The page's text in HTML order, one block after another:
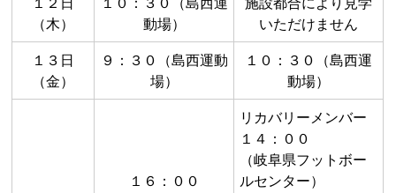
（木）
動場）
いただけません
１３日
（金）
９：３０（島西運動
場）
１０：３０（島西運
動場）
１６：００
リカバリーメンバー
１４：００
（岐阜県フットボー
ルセンター）